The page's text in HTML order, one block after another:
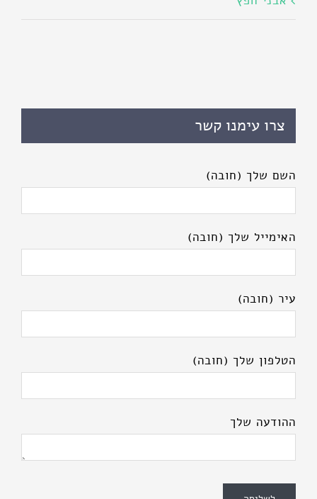
צרו עימנו קשר
השם שלך (חובה)
האימייל שלך (חובה)
עיר (חובה)
הטלפון שלך (חובה)
ההודעה שלך